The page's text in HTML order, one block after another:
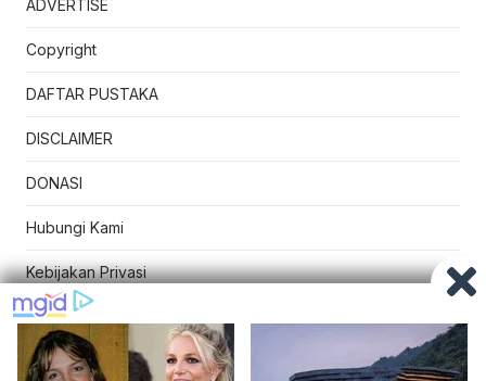
ADVERTISE
Copyright
DAFTAR PUSTAKA
DISCLAIMER
DONASI
Hubungi Kami
Kebijakan Privasi